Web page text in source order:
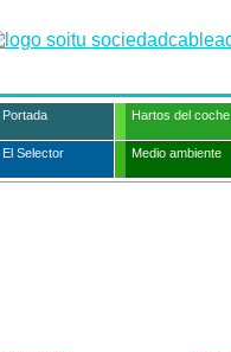
Portada Hartos del coche
El Selector Medio ambiente